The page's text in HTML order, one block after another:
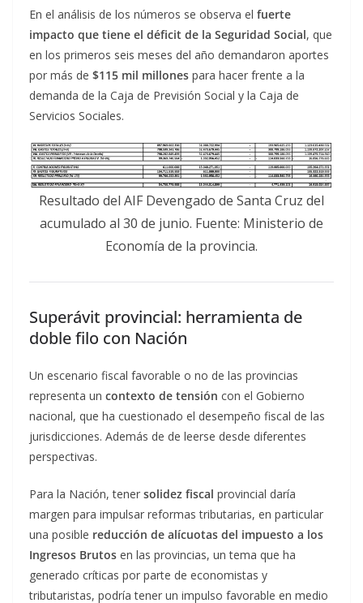
En el análisis de los números se observa el fuerte
impacto que tiene el déficit de la Seguridad Social, que
en los primeros seis meses del año demandaron aportes
por más de $115 mil millones para hacer frente a la
demanda de la Caja de Previsión Social y la Caja de
Servicios Sociales.
Resultado del AIF Devengado de Santa Cruz del
acumulado al 30 de junio. Fuente: Ministerio de
Economía de la provincia.
Superávit provincial: herramienta de
doble filo con Nación
Un escenario fiscal favorable o no de las provincias
representa un contexto de tensión con el Gobierno
nacional, que ha cuestionado el desempeño fiscal de las
jurisdicciones. Además de de leerse desde diferentes
perspectivas.
Para la Nación, tener solidez fiscal provincial daría
margen para impulsar reformas tributarias, en particular
una posible reducción de alícuotas del impuesto a los
Ingresos Brutos en las provincias, un tema que ha
generado críticas por parte de economistas y
tributaristas, podría tener un impulso favorable en medio